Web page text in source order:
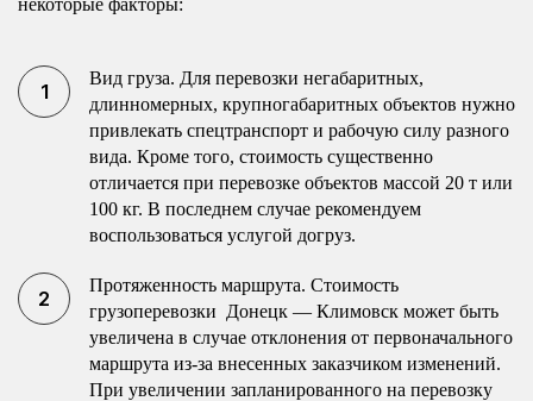
некоторые факторы:
Вид груза. Для перевозки негабаритных,
длинномерных, крупногабаритных объектов нужно
привлекать спецтранспорт и рабочую силу разного
вида. Кроме того, стоимость существенно
отличается при перевозке объектов массой 20 т или
100 кг. В последнем случае рекомендуем
воспользоваться услугой догруз.
Протяженность маршрута. Стоимость
грузоперевозки Донецк — Климовск может быть
увеличена в случае отклонения от первоначального
маршрута из-за внесенных заказчиком изменений.
При увеличении запланированного на перевозку